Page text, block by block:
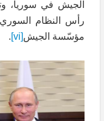
الجيش في سوريا،
رأس النظام
مؤسّسة الجيش[vi]
.